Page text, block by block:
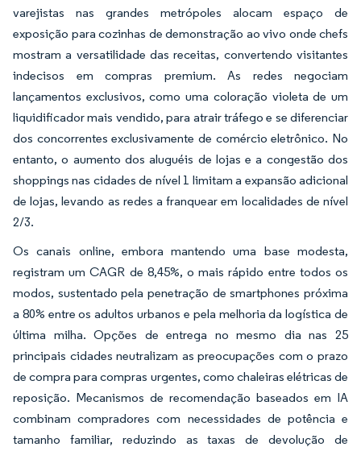
varejistas nas grandes metrópoles alocam espaço de
exposição para cozinhas de demonstração ao vivo onde chefs
mostram a versatilidade das receitas, convertendo visitantes
indecisos em compras premium. As redes negociam
lançamentos exclusivos, como uma coloração violeta de um
liquidificador mais vendido, para atrair tráfego e se diferenciar
dos concorrentes exclusivamente de comércio eletrônico. No
entanto, o aumento dos aluguéis de lojas e a congestão dos
shoppings nas cidades de nível 1 limitam a expansão adicional
de lojas, levando as redes a franquear em localidades de nível
2/3.
Os canais online, embora mantendo uma base modesta,
registram um CAGR de 8,45%, o mais rápido entre todos os
modos, sustentado pela penetração de smartphones próxima
a 80% entre os adultos urbanos e pela melhoria da logística de
última milha. Opções de entrega no mesmo dia nas 25
principais cidades neutralizam as preocupações com o prazo
de compra para compras urgentes, como chaleiras elétricas de
reposição. Mecanismos de recomendação baseados em IA
combinam compradores com necessidades de potência e
tamanho familiar, reduzindo as taxas de devolução de